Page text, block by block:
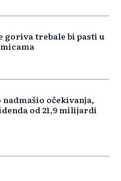
goriva trebale bi pasti u
nadmašio očekivanja,
od 21,9 milijardi